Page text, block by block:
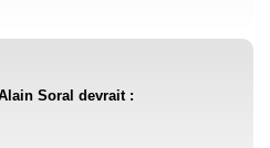
Soral devrait :